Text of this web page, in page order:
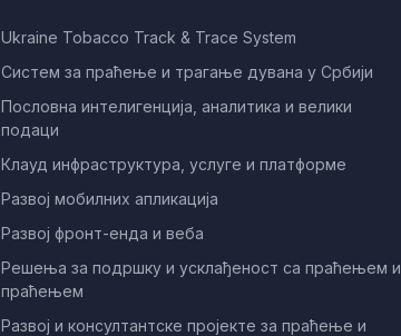
Ukraine Tobacco Track & Trace System
Систем за праћење и трагање дувана у Србији
Пословна интелигенција, аналитика и велики
подаци
Клауд инфраструктура, услуге и платформе
Развој мобилних апликација
Развој фронт-енда и веба
Решења за подршку и усклађеност са праћењем и
праћењем
Развој и консултантске пројекте за праћење и